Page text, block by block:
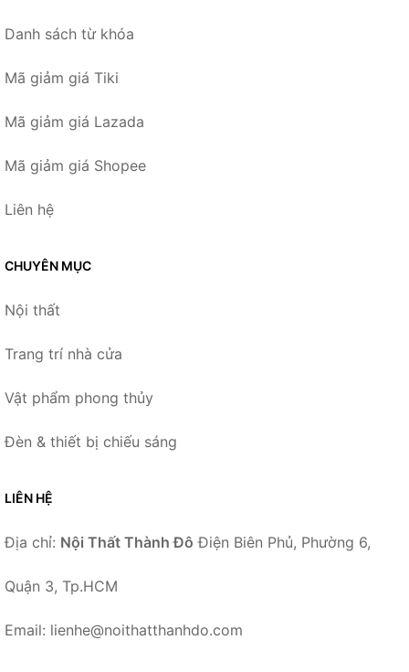
Danh sách từ khóa
Mã giảm giá Tiki
Mã giảm giá Lazada
Mã giảm giá Shopee
Liên hệ
CHUYÊN MỤC
Nội thất
Trang trí nhà cửa
Vật phẩm phong thủy
Đèn & thiết bị chiếu sáng
LIÊN HỆ
Địa chỉ: Nội Thất Thành Đô Điện Biên Phủ, Phường 6,
Quận 3, Tp.HCM
Email: lienhe@noithatthanhdo.com